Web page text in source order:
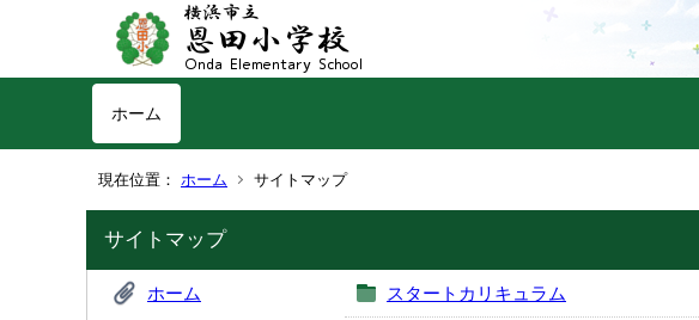
ホーム
現在位置： ホーム サイトマップ
サイトマップ
ホーム スタートカリキュラム